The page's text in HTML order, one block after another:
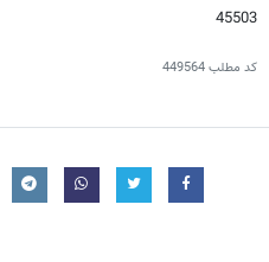
45503
کد مطلب449564